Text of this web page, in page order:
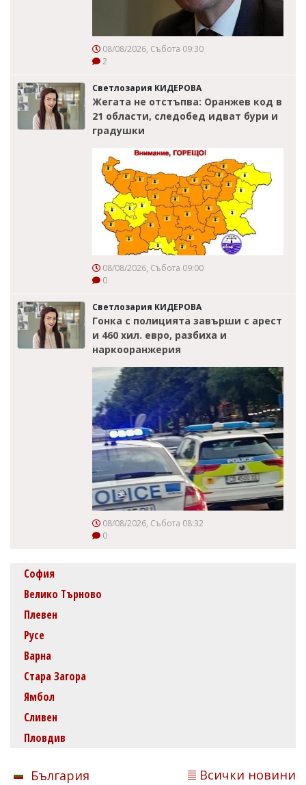
08/08/2026, Събота 09:30
2
Светлозария КИДЕРОВА
Жегата не отстъпва: Оранжев код в
21 области, следобед идват бури и
градушки
08/08/2026, Събота 09:00
0
Светлозария КИДЕРОВА
Гонка с полицията завърши с арест
и 460 хил. евро, разбиха и
наркооранжерия
08/08/2026, Събота 08:32
0
София
Велико Търново
Плевен
Русе
Варна
Стара Загора
Ямбол
Сливен
Пловдив
България Всички новини